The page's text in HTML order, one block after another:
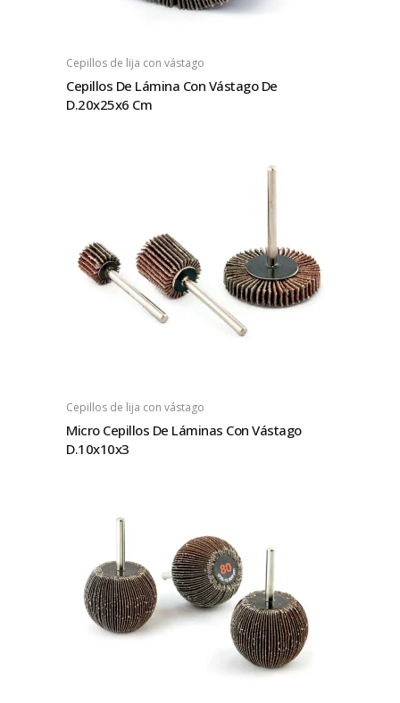
Cepillos de lija con vástago
Cepillos De Lámina Con Vástago De
D.20x25x6 Cm
Cepillos de lija con vástago
Micro Cepillos De Láminas Con Vástago
D.10x10x3